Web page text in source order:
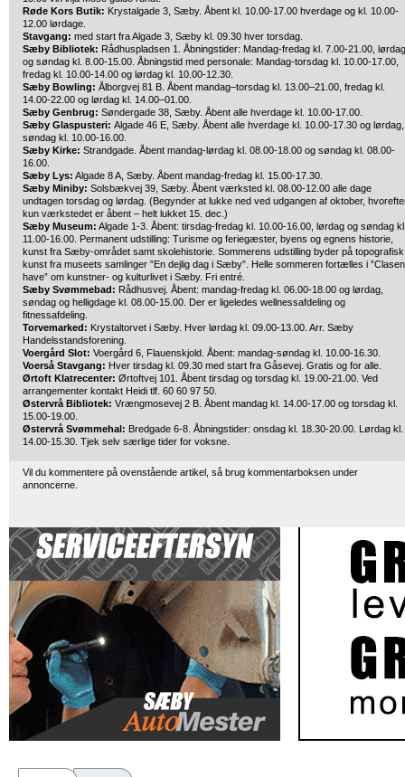
Røde Kors Butik: Krystalgade 3, Sæby. Åbent kl. 10.00-17.00 hverdage og kl. 10.00-
12.00 lørdage.
Stavgang: med start fra Algade 3, Sæby kl. 09.30 hver torsdag.
Sæby Bibliotek: Rådhuspladsen 1. Åbningstider: Mandag-fredag kl. 7.00-21.00, lørdag
og søndag kl. 8.00-15.00. Åbningstid med personale: Mandag-torsdag kl. 10.00-17.00,
fredag kl. 10.00-14.00 og lørdag kl. 10.00-12.30.
Sæby Bowling: Ålborgvej 81 B. Åbent mandag–torsdag kl. 13.00–21.00, fredag kl.
14.00-22.00 og lørdag kl. 14.00–01.00.
Sæby Genbrug: Søndergade 38, Sæby. Åbent alle hverdage kl. 10.00-17.00.
Sæby Glaspusteri: Algade 46 E, Sæby. Åbent alle hverdage kl. 10.00-17.30 og lørdag,
søndag kl. 10.00-16.00.
Sæby Kirke: Strandgade. Åbent mandag-lørdag kl. 08.00-18.00 og søndag kl. 08.00-
16.00.
Sæby Lys: Algade 8 A, Sæby. Åbent mandag-fredag kl. 15.00-17.30.
Sæby Miniby: Solsbækvej 39, Sæby. Åbent værksted kl. 08.00-12.00 alle dage
undtagen torsdag og lørdag. (Begynder at lukke ned ved udgangen af oktober,
kun værkstedet er åbent – helt lukket 15. dec.)
Sæby Museum: Algade 1-3. Åbent: tirsdag-fredag kl. 10.00-16.00, lørdag og søndag
11.00-16.00. Permanent udstilling: Turisme og feriegæster, byens og egnens historie,
kunst fra Sæby-området samt skolehistorie. Sommerens udstilling byder på topografisk
kunst fra museets samlinger ”En dejlig dag i Sæby”. Helle sommeren fortælles i
have” om kunstner- og kulturlivet i Sæby. Fri entré.
Sæby Svømmebad: Rådhusvej. Åbent: mandag-fredag kl. 06.00-18.00 og lørdag,
søndag og helligdage kl. 08.00-15.00. Der er ligeledes wellnessafdeling og
fitnessafdeling.
Torvemarked: Krystaltorvet i Sæby. Hver lørdag kl. 09.00-13.00. Arr. Sæby
Handelsstandsforening.
Voergård Slot: Voergård 6, Flauenskjold. Åbent: mandag-søndag kl. 10.00-16.30.
Voerså Stavgang: Hver tirsdag kl. 09.30 med start fra Gåsevej. Gratis og for alle.
Ørtoft Klatrecenter: Ørtoftvej 101. Åbent tirsdag og torsdag kl. 19.00-21.00. Ved
arrangementer kontakt Heidi tlf. 60 60 97 50.
Østervrå Bibliotek: Vrængmosevej 2 B. Åbent mandag kl. 14.00-17.00 og torsdag kl.
15.00-19.00.
Østervrå Svømmehal: Bredgade 6-8. Åbningstider: onsdag kl. 18.30-20.00. Lørdag kl.
14.00-15.30. Tjek selv særlige tider for voksne.
Vil du kommentere på ovenstående artikel, så brug kommentarboksen under
annoncerne.